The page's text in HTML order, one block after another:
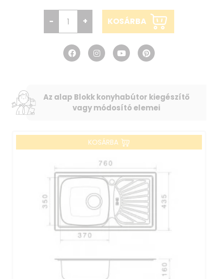
- + KOSÁRBA
Az alap Blokk konyhabútor kiegészítő
vagy módosító elemei
KOSÁRBA